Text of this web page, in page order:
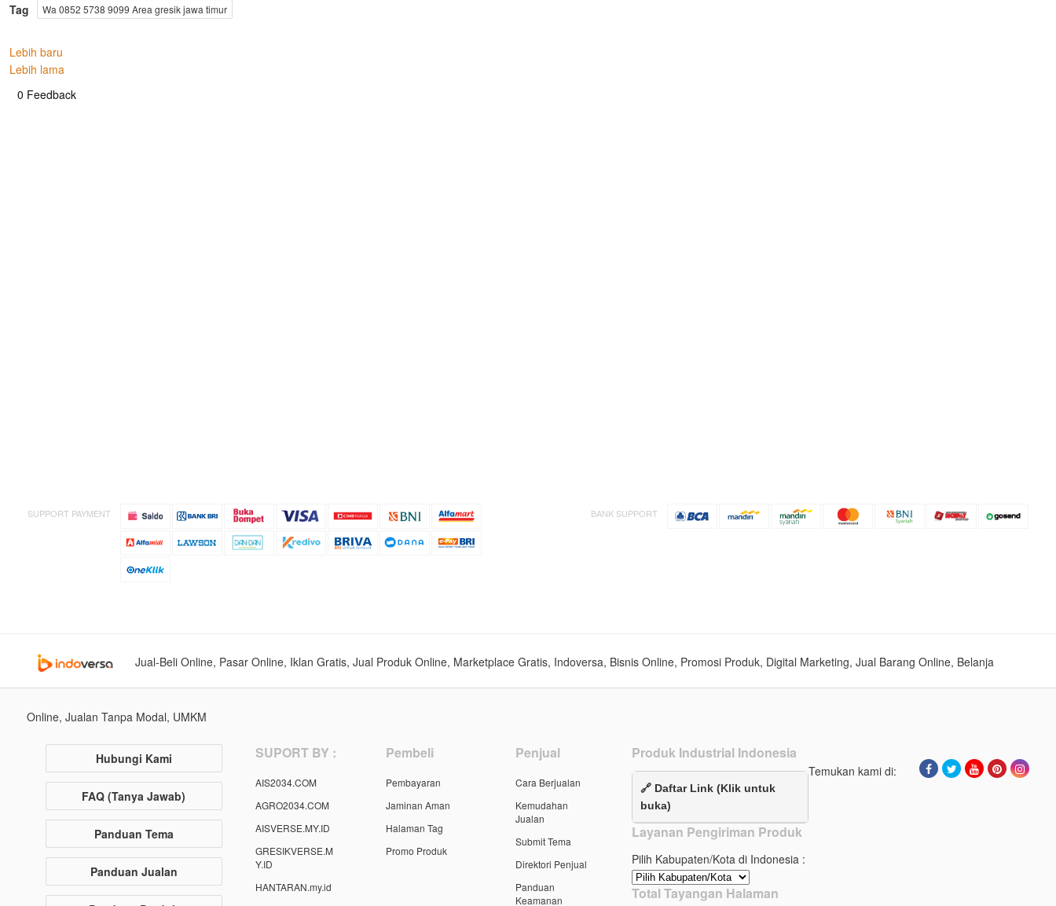
Tag Wa 0852 5738 9099 Area gresik jawa timur
Lebih baru
Lebih lama
0 Feedback
SUPPORT PAYMENT BANK SUPPORT
Jual-Beli Online, Pasar Online, Iklan Gratis, Jual Produk Online, Marketplace Gratis, Indoversa, Bisnis Online, Promosi Produk, Digital Marketing, Jual Barang Online, Belanja
Online, Jualan Tanpa Modal, UMKM
Temukan kami di:
Hubungi Kami
FAQ (Tanya Jawab)
Panduan Tema
Panduan Jualan
SUPORT BY :
AIS2034.COM
AGRO2034.COM
AISVERSE.MY.ID
GRESIKVERSE.M
Y.ID
HANTARAN.my.id
Pembeli
Pembayaran
Jaminan Aman
Halaman Tag
Promo Produk
Penjual
Cara Berjualan
Kemudahan
Jualan
Submit Tema
Direktori Penjual
Panduan
Keamanan
Produk Industrial Indonesia
🔗 Daftar Link (Klik untuk
buka)
Layanan Pengiriman Produk
Pilih Kabupaten/Kota di Indonesia :
Total Tayangan Halaman